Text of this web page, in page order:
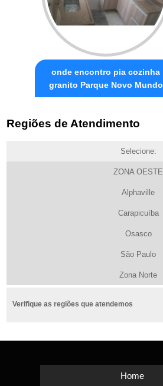
onde encontro pia cozinha
granito Parque Novo Mundo
Regiões de Atendimento
Selecione:
ZONA OESTE
Alphaville
Carapicuíba
Osasco
São Paulo
Zona Norte
Verifique as regiões que atendemos
Home